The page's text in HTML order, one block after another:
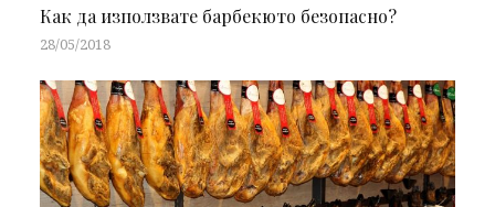
Как да използвате барбекюто безопасно?
28/05/2018